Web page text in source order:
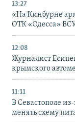
13:27
«На Кинбурне
ОТК «Одесса»
12:08
Журналист
крымского
11:11
В Севастополе
менять схему